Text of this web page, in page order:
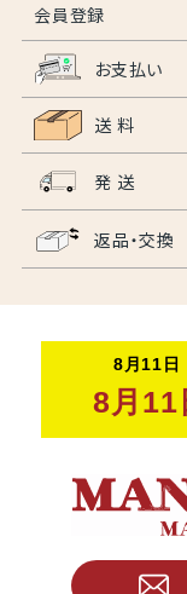
会員登録
お支払い
送 料
発 送
返品・交換